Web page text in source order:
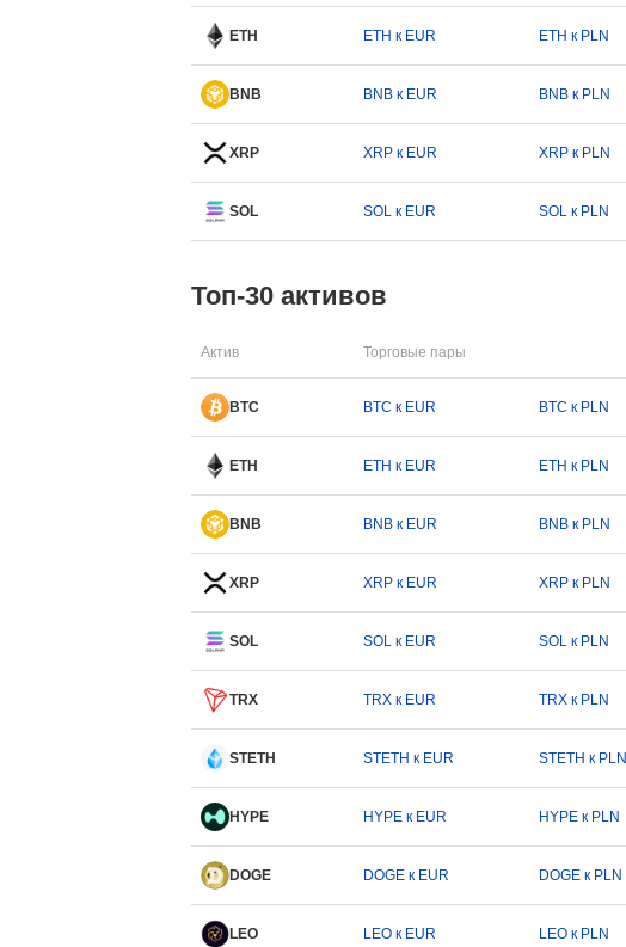
ETH ETH к EUR ETH к PLN
BNB BNB к EUR BNB к PLN
XRP XRP к EUR XRP к PLN
SOL SOL к EUR SOL к PLN
Топ-30 активов
Актив Торговые пары
BTC BTC к EUR BTC к PLN
ETH ETH к EUR ETH к PLN
BNB BNB к EUR BNB к PLN
XRP XRP к EUR XRP к PLN
SOL SOL к EUR SOL к PLN
TRX TRX к EUR TRX к PLN
STETH STETH к EUR STETH к PLN
HYPE HYPE к EUR HYPE к PLN
DOGE DOGE к EUR DOGE к PLN
LEO LEO к EUR LEO к PLN